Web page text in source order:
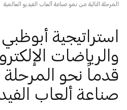
المرحلة التالية من نمو صناعة ألعاب الفيديو العالمية
استراتيجية
والرياضات
قدماً نحو المرحلة
صناعة ألعاب